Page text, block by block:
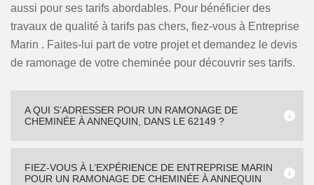
aussi pour ses tarifs abordables. Pour bénéficier des
travaux de qualité à tarifs pas chers, fiez-vous à Entreprise
Marin . Faites-lui part de votre projet et demandez le devis
de ramonage de votre cheminée pour découvrir ses tarifs.
A QUI S’ADRESSER POUR UN RAMONAGE DE
CHEMINÉE À ANNEQUIN, DANS LE 62149 ?
FIEZ-VOUS À L’EXPÉRIENCE DE ENTREPRISE MARIN
POUR UN RAMONAGE DE CHEMINÉE À ANNEQUIN